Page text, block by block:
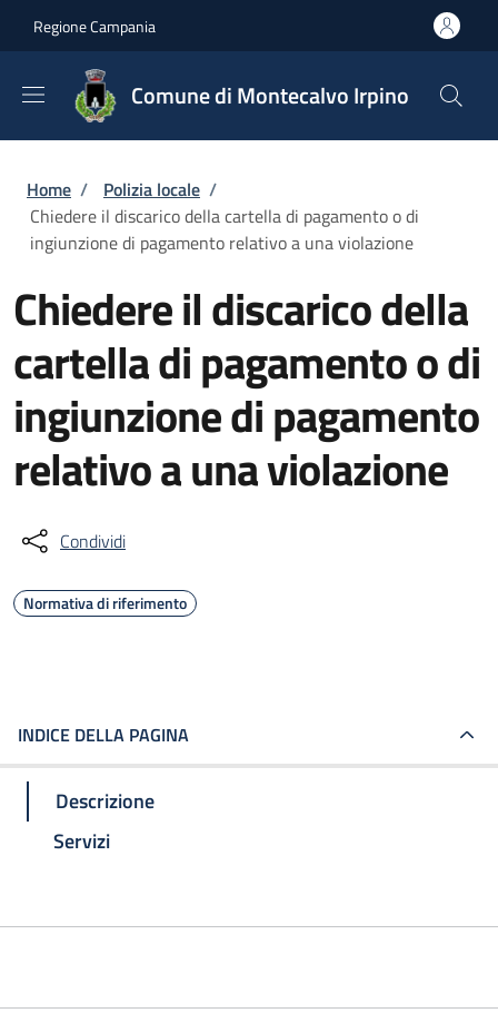
Regione Campania
Comune di Montecalvo Irpino
Briciole di pane
Home / Polizia locale /
Chiedere il discarico della cartella di pagamento o di
ingiunzione di pagamento relativo a una violazione
Chiedere il discarico della
cartella di pagamento o di
ingiunzione di pagamento
relativo a una violazione
Condividi
Normativa di riferimento
INDICE DELLA PAGINA
Descrizione
Servizi